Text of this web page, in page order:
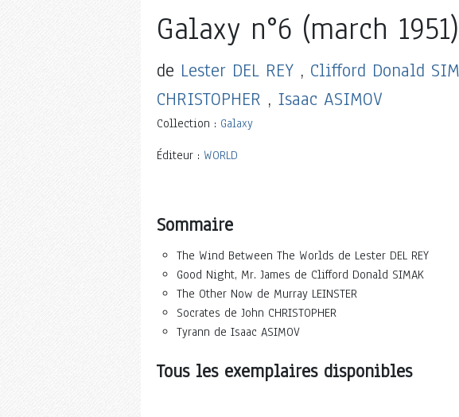
Galaxy n°6 (march 1951)
de Lester DEL REY , Clifford Donald
CHRISTOPHER , Isaac ASIMOV
Collection : Galaxy
Éditeur : WORLD
Sommaire
The Wind Between The Worlds de Lester DEL REY
Good Night, Mr. James de Clifford Donald SIMAK
The Other Now de Murray LEINSTER
Socrates de John CHRISTOPHER
Tyrann de Isaac ASIMOV
Tous les exemplaires disponibles